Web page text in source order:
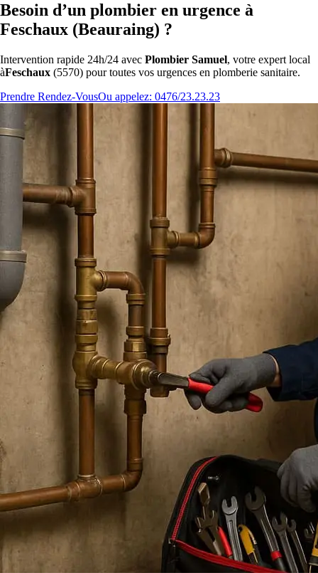
Besoin d’un plombier en urgence à
Feschaux (Beauraing) ?
Intervention rapide 24h/24 avec Plombier Samuel, votre expert local
àFeschaux (5570) pour toutes vos urgences en plomberie sanitaire.
Prendre Rendez-VousOu appelez: 0476/23.23.23